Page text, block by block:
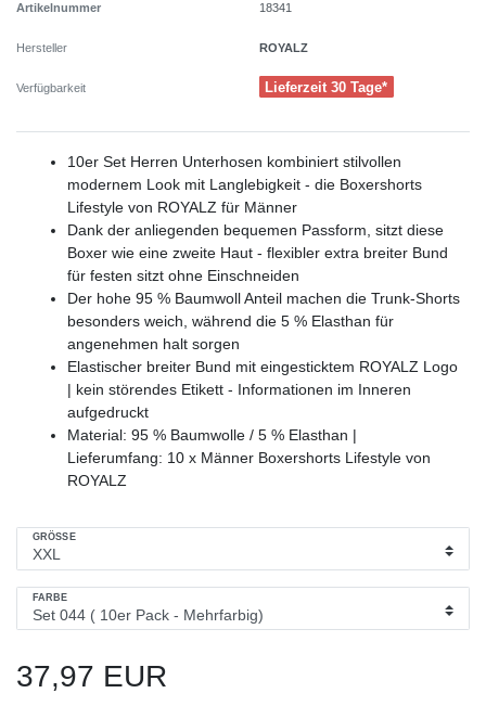
Artikelnummer 18341
Hersteller ROYALZ
Verfügbarkeit Lieferzeit 30 Tage*
10er Set Herren Unterhosen kombiniert stilvollen
modernem Look mit Langlebigkeit - die Boxershorts
Lifestyle von ROYALZ für Männer
Dank der anliegenden bequemen Passform, sitzt diese
Boxer wie eine zweite Haut - flexibler extra breiter Bund
für festen sitzt ohne Einschneiden
Der hohe 95 % Baumwoll Anteil machen die Trunk-Shorts
besonders weich, während die 5 % Elasthan für
angenehmen halt sorgen
Elastischer breiter Bund mit eingesticktem ROYALZ Logo
| kein störendes Etikett - Informationen im Inneren
aufgedruckt
Material: 95 % Baumwolle / 5 % Elasthan |
Lieferumfang: 10 x Männer Boxershorts Lifestyle von
ROYALZ
GRÖSSE
FARBE
37,97 EUR